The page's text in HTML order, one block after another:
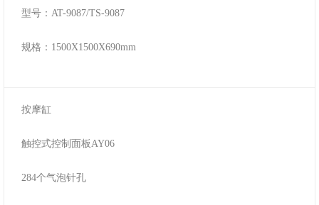
型号：AT-9087/TS-9087
规格：1500X1500X690mm
按摩缸
触控式控制面板AY06
284个气泡针孔